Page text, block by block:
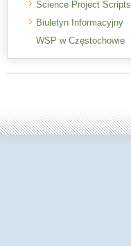
Science Project Scripts
Biuletyn Informacyjny
WSP w Częstochowie